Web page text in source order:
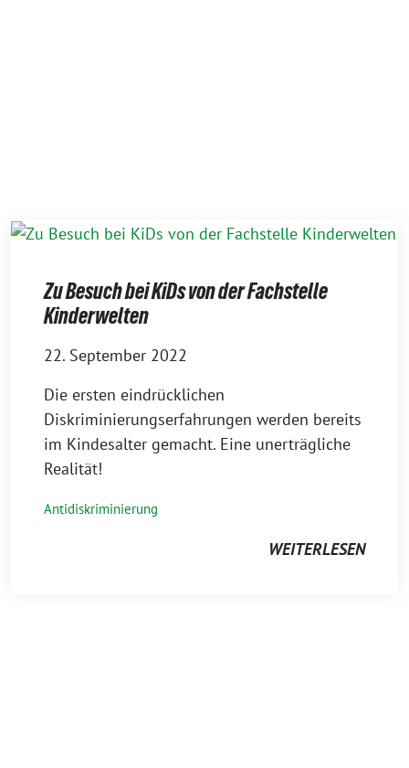
Zu Besuch bei KiDs von der Fachstelle
Kinderwelten
22. September 2022
Die ersten eindrücklichen
Diskriminierungserfahrungen werden bereits
im Kindesalter gemacht. Eine unerträgliche
Realität!
Antidiskriminierung
WEITERLESEN